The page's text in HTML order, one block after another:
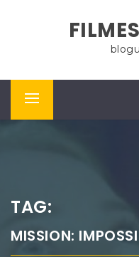
Primary
TAG:
MISSION: